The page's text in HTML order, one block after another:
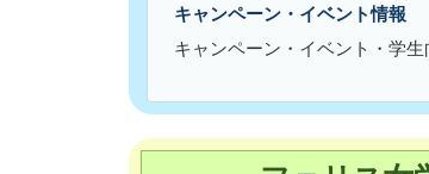
キャンペーン・イベント情報
キャンペーン・イベント・学